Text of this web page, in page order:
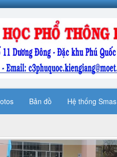
Bản đồ Hệ thống Smas